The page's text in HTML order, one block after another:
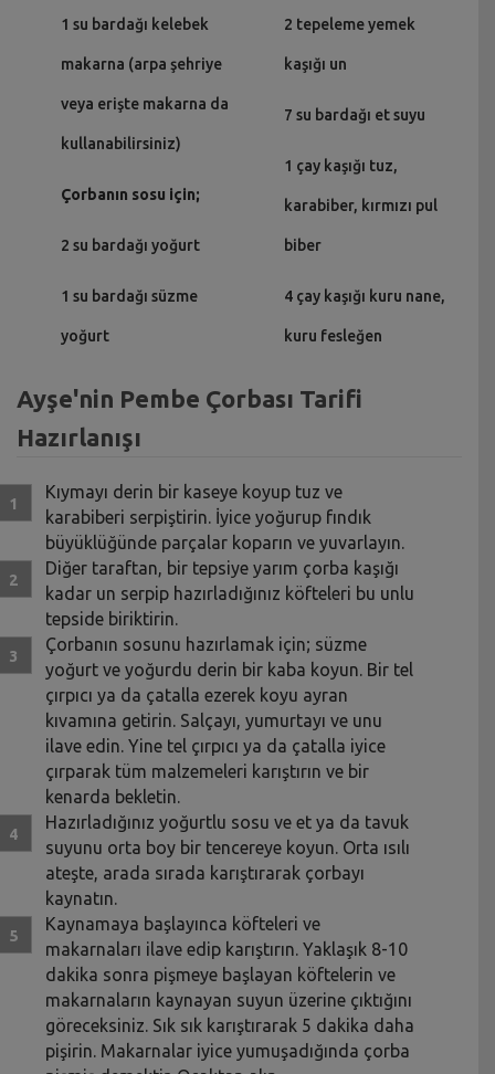
1 su bardağı kelebek
makarna (arpa şehriye
veya erişte makarna da
kullanabilirsiniz)
Çorbanın sosu için;
2 su bardağı yoğurt
1 su bardağı süzme
yoğurt
2 tepeleme yemek
kaşığı un
7 su bardağı et suyu
1 çay kaşığı tuz,
karabiber, kırmızı pul
biber
4 çay kaşığı kuru nane,
kuru fesleğen
Ayşe'nin Pembe Çorbası Tarifi
Hazırlanışı
Kıymayı derin bir kaseye koyup tuz ve
karabiberi serpiştirin. İyice yoğurup fındık
büyüklüğünde parçalar koparın ve yuvarlayın.
Diğer taraftan, bir tepsiye yarım çorba kaşığı
kadar un serpip hazırladığınız köfteleri bu unlu
tepside biriktirin.
Çorbanın sosunu hazırlamak için; süzme
yoğurt ve yoğurdu derin bir kaba koyun. Bir tel
çırpıcı ya da çatalla ezerek koyu ayran
kıvamına getirin. Salçayı, yumurtayı ve unu
ilave edin. Yine tel çırpıcı ya da çatalla iyice
çırparak tüm malzemeleri karıştırın ve bir
kenarda bekletin.
Hazırladığınız yoğurtlu sosu ve et ya da tavuk
suyunu orta boy bir tencereye koyun. Orta ısılı
ateşte, arada sırada karıştırarak çorbayı
kaynatın.
Kaynamaya başlayınca köfteleri ve
makarnaları ilave edip karıştırın. Yaklaşık 8-10
dakika sonra pişmeye başlayan köftelerin ve
makarnaların kaynayan suyun üzerine çıktığını
göreceksiniz. Sık sık karıştırarak 5 dakika daha
pişirin. Makarnalar iyice yumuşadığında çorba